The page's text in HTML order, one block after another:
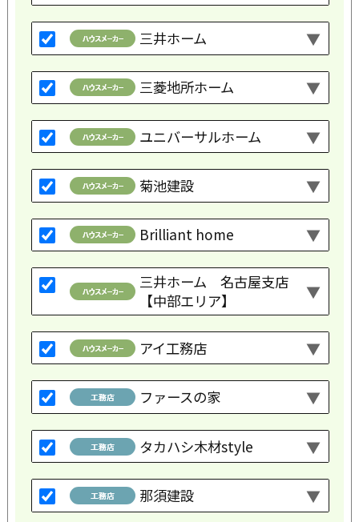
三井ホーム
三菱地所ホーム
ユニバーサルホーム
菊池建設
Brilliant home
三井ホーム 名古屋支店
【中部エリア】
アイ工務店
ファースの家
タカハシ木材style
那須建設